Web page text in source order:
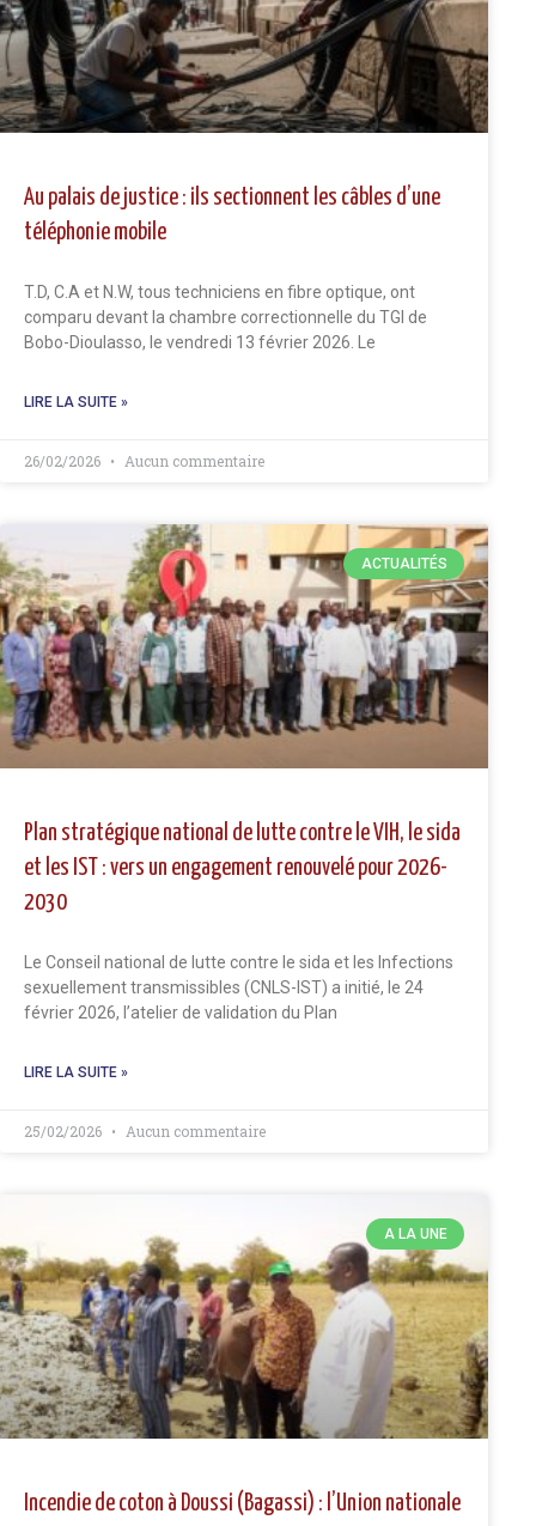
Au palais de justice : ils sectionnent les câbles d’une
téléphonie mobile
T.D, C.A et N.W, tous techniciens en fibre optique, ont
comparu devant la chambre correctionnelle du TGI de
Bobo-Dioulasso, le vendredi 13 février 2026. Le
LIRE LA SUITE »
26/02/2026 Aucun commentaire
ACTUALITÉS
Plan stratégique national de lutte contre le VIH, le sida
et les IST : vers un engagement renouvelé pour 2026-
2030
Le Conseil national de lutte contre le sida et les Infections
sexuellement transmissibles (CNLS-IST) a initié, le 24
février 2026, l’atelier de validation du Plan
LIRE LA SUITE »
25/02/2026 Aucun commentaire
A LA UNE
Incendie de coton à Doussi (Bagassi) : l’Union nationale